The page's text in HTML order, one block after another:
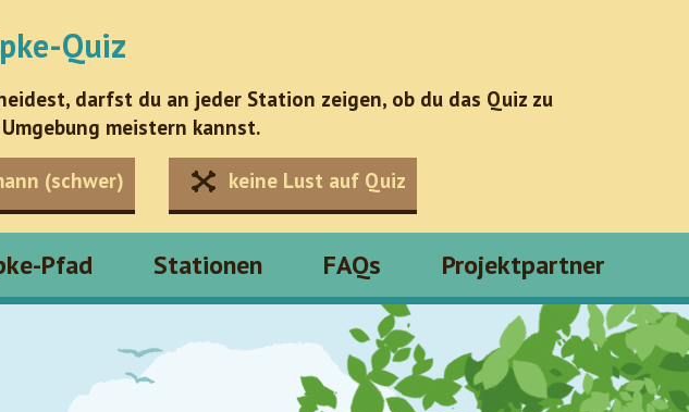
Quiz
darfst du an jeder Station zeigen, ob du das Quiz zu
meistern kannst.
(schwer) keine Lust auf Quiz
Pfad Stationen FAQs Projektpartner